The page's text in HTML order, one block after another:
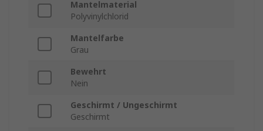
Mantelmaterial
Polyvinylchlorid
Mantelfarbe
Grau
Bewehrt
Nein
Geschirmt / Ungeschirmt
Geschirmt